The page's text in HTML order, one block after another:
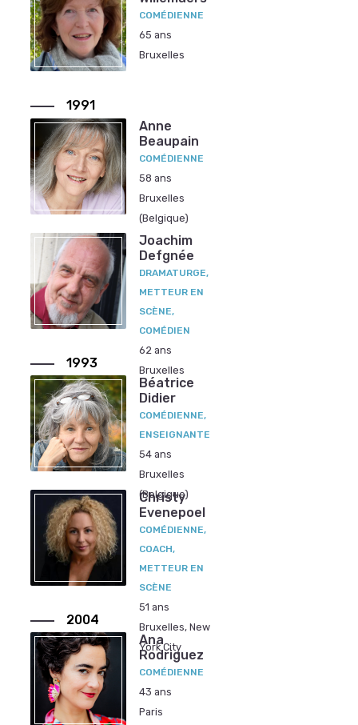
COMÉDIENNE
65 ans
Bruxelles
1991
Anne
Beaupain
COMÉDIENNE
58 ans
Bruxelles
(Belgique)
Joachim
Defgnée
DRAMATURGE,
METTEUR EN
SCÈNE,
COMÉDIEN
62 ans
Bruxelles
1993
Béatrice
Didier
COMÉDIENNE,
ENSEIGNANTE
54 ans
Bruxelles
(Belgique)
Christy
Evenepoel
COMÉDIENNE,
COACH,
METTEUR EN
SCÈNE
51 ans
Bruxelles, New
York City
2004
Ana
Rodriguez
COMÉDIENNE
43 ans
Paris